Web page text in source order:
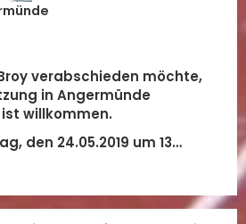
verabschieden möchte,
in Angermünde
willkommen.
den 24.05.2019 um 13…